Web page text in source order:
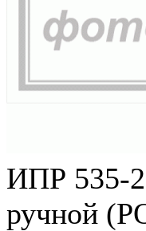
ИПР 535-
ручной